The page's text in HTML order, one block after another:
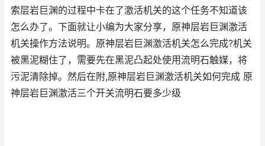
索层岩巨渊的过程中卡在了激活机关的这个任务不知道该
怎么办了。下面就让小编为大家分享，原神层岩巨渊激活
机关操作方法说明。原神层岩巨渊激活机关怎么完成?机关
被黑泥糊住了，需要先在黑泥凸起处使用流明石触媒，将
污泥清除掉。然后在附,原神层岩巨渊激活机关如何完成 原
神层岩巨渊激活三个开关流明石要多少级